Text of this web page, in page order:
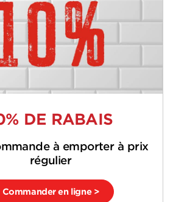
DE RABAIS
à emporter à prix
régulier
Commander en ligne >